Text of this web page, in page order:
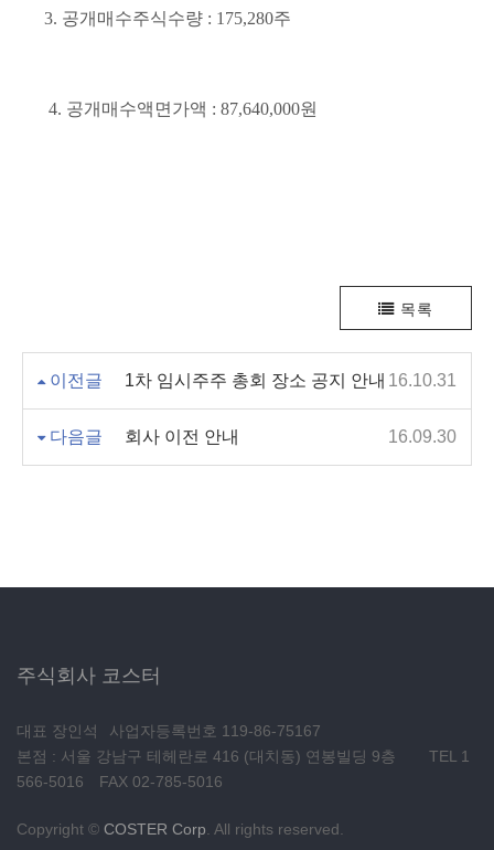
3. 공개매수주식수량 : 175,280주
4. 공개매수액면가액 : 87,640,000원
목록
이전글 1차 임시주주 총회 장소 공지 안내 16.10.31
다음글 회사 이전 안내 16.09.30
주식회사 코스터
대표 장인석
사업자등록번호 119-86-75167
본점 : 서울 강남구 테헤란로 416 (대치동) 연봉빌딩 9층
TEL 1
566-5016
FAX 02-785-5016
Copyright © COSTER Corp . All rights reserved.